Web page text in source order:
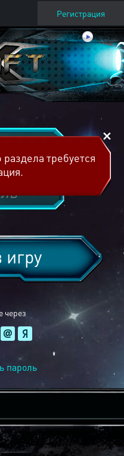
Регистрация
через
игру
пароль
требуется